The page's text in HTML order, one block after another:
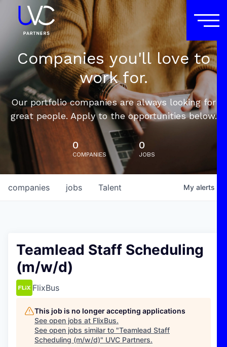
Companies you'll love to
work for.
Our portfolio companies are always looking for
great people. Apply to the opportunities below.
0
COMPANIES
0
JOBS
jobs
companies Talent My alerts
Teamlead Staff Scheduling
(m/w/d)
FlixBus
This job is no longer accepting applications
See open jobs at FlixBus.
See open jobs similar to "Teamlead Staff
Scheduling (m/w/d)" UVC Partners.